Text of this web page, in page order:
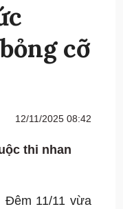
cỡ
12/11/2025 08:42
thi nhan
Đêm 11/11 vừa